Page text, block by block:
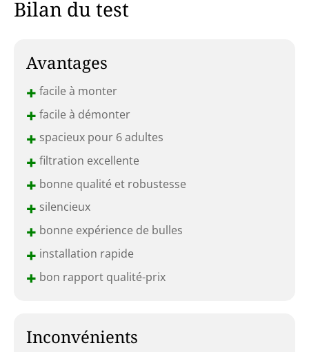
Bilan du test
Avantages
+ facile à monter
+ facile à démonter
+ spacieux pour 6 adultes
+ filtration excellente
+ bonne qualité et robustesse
+ silencieux
+ bonne expérience de bulles
+ installation rapide
+ bon rapport qualité-prix
Inconvénients